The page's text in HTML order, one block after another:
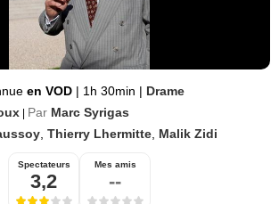
en VOD | 1h 30min | Drame
Par Marc Syrigas
Thierry Lhermitte Malik Zidi
Spectateurs
3,2
Mes amis
--